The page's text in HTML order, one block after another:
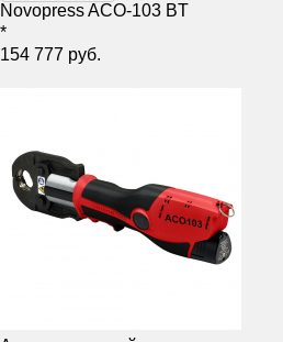
Novopress ACO-103 BT
*
154 777 руб.